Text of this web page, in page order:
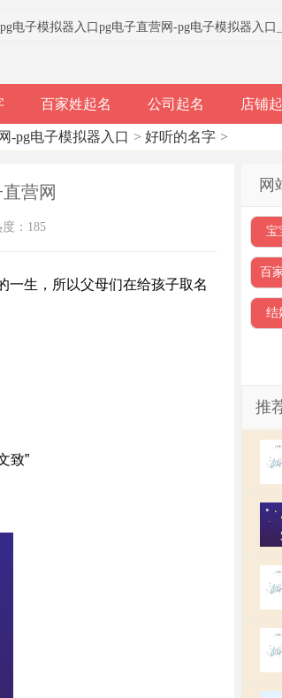
电子模拟器入口 pg电子直营网-pg电子模拟器入口
百家姓起名 公司起名 店铺
-pg电子模拟器入口 > 好听的名字 >
营网
度：185
一生，所以父母们在给孩子取名
致”
网
宝
百
结
推